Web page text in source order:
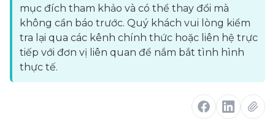
mục đích tham khảo và có thể thay đổi mà
không cần báo trước. Quý khách vui lòng kiểm
tra lại qua các kênh chính thức hoặc liên hệ trực
tiếp với đơn vị liên quan để nắm bắt tình hình
thực tế.